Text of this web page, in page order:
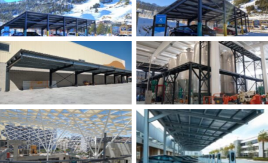
Sin leyenda Sin leyenda
Sin leyenda Sin leyenda
Sin leyenda Sin leyenda